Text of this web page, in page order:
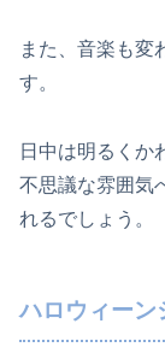
また、音楽も変
す。
日中は明るくか
不思議な雰囲気
れるでしょう。
ハロウィーン